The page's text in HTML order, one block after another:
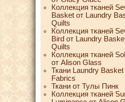
Коллекция тканей
Basket от Laundry
Quilts
Коллекция тканей
Bird от Laundry
Quilts
Коллекция тканей
от Alison Glass
Ткани Laundry
Fabrics
Ткани от Тулы Пинк
Коллекция тканей